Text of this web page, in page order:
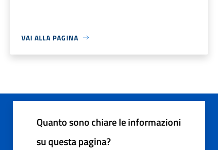
VAI ALLA PAGINA
Quanto sono chiare le informazioni
su questa pagina?